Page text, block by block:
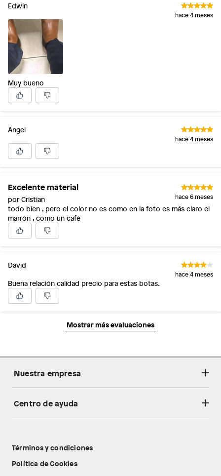
Edwin
hace 4 meses
Muy bueno
Angel
hace 4 meses
Excelente material
por Cristian hace 6 meses
todo bien , pero el color no es como en la foto es más claro el
marrón , como un café
David
hace 4 meses
Buena relación calidad precio para estas botas.
Mostrar más evaluaciones
Nuestra empresa
Acerca de nosotros
Tecnología Pillow Walk
Centro de ayuda
Libro de reclamaciones
Términos y condiciones
Política de Cookies